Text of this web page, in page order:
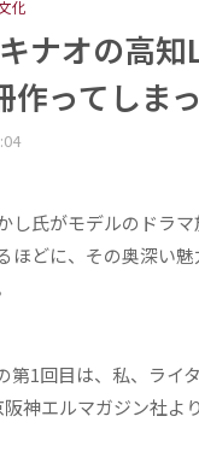
化
キナオの高
作ってしま
し氏がモデルのドラマ
ほどに、その奥深い
第1回目は、私、ライ
神エルマガジン社よ